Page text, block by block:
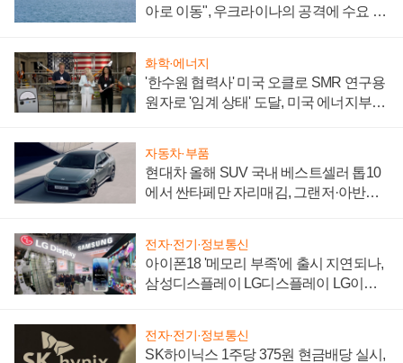
아로 이동", 우크라이나의 공격에 수요 늘
화학·에너지
'한수원 협력사' 미국 오클로 SMR 연구용
원자로 '임계 상태' 도달, 미국 에너지부
자동차·부품
현대차 올해 SUV 국내 베스트셀러 톱10
에서 싼타페만 자리매김, 그랜저·아반떼
전자·전기·정보통신
아이폰18 '메모리 부족'에 출시 지연되나,
삼성디스플레이 LG디스플레이 LG이노
전자·전기·정보통신
SK하이닉스 1주당 375원 현금배당 실시,